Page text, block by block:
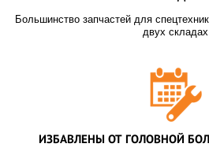
Большинство запчастей для
двух складах.
ИЗБАВЛЕНЫ ОТ ГОЛОВНОЙ